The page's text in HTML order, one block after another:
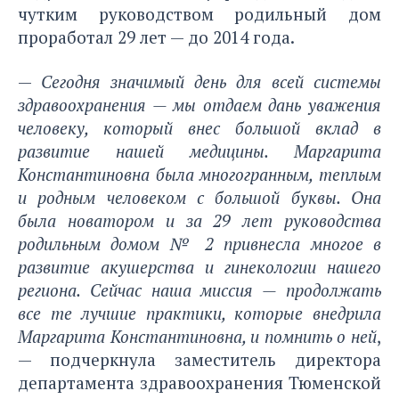
чутким руководством родильный дом
проработал 29 лет — до 2014 года.
— Сегодня значимый день для всей системы
здравоохранения — мы отдаем дань уважения
человеку, который внес большой вклад в
развитие нашей медицины. Маргарита
Константиновна была многогранным, теплым
и родным человеком с большой буквы. Она
была новатором и за 29 лет руководства
родильным домом № 2 привнесла многое в
развитие акушерства и гинекологии нашего
региона. Сейчас наша миссия — продолжать
все те лучшие практики, которые внедрила
Маргарита Константиновна, и помнить о ней,
— подчеркнула заместитель директора
департамента здравоохранения Тюменской